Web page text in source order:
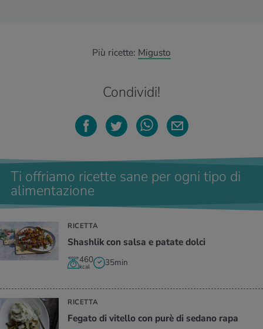
Più ricette: Migusto
Condividi!
Ti offriamo ricette sane per ogni tipo di
alimentazione
RICETTA
Shashlik con salsa e patate dolci
460
kcal 35min
RICETTA
Fegato di vitello con purè di sedano rapa